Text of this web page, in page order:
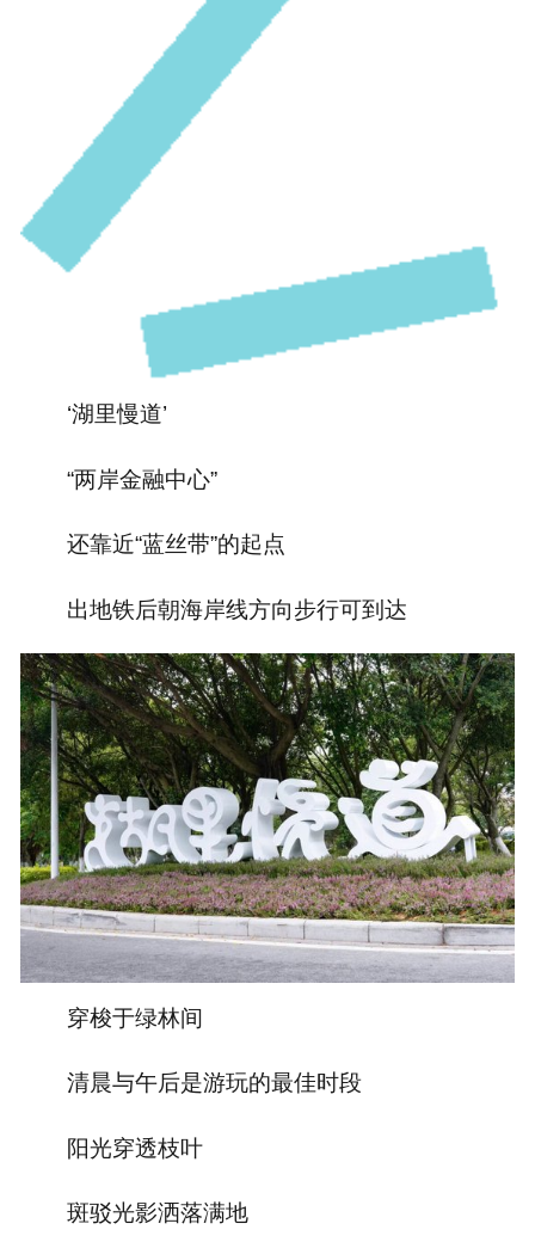
‘湖里慢道’
“两岸金融中心”
还靠近“蓝丝带”的起点
出地铁后朝海岸线方向步行可到达
穿梭于绿林间
清晨与午后是游玩的最佳时段
阳光穿透枝叶
斑驳光影洒落满地